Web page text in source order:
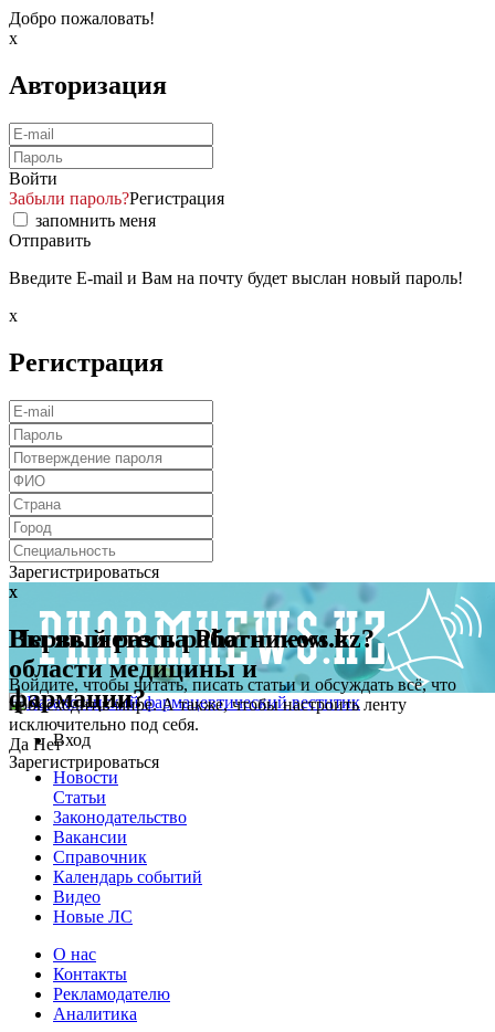
Добро пожаловать!
x
Авторизация
Войти
Забыли пароль?Регистрация
запомнить меня
Отправить
Введите E-mail и Вам на почту будет выслан новый пароль!
x
Регистрация
Зарегистрироваться
x
Первый раз на Pharmnews.kz?
Войдите, чтобы читать, писать статьи и обсуждать всё, что
происходит в мире. А также, чтобы настроить ленту
исключительно под себя.
Зарегистрироваться
x
Вы являетесь работником в
области медицины и
фармации?
Да НетВход
Новости
Статьи
Законодательство
Вакансии
Справочник
Календарь событий
Видео
Новые ЛС
О нас
Контакты
Рекламодателю
Аналитика